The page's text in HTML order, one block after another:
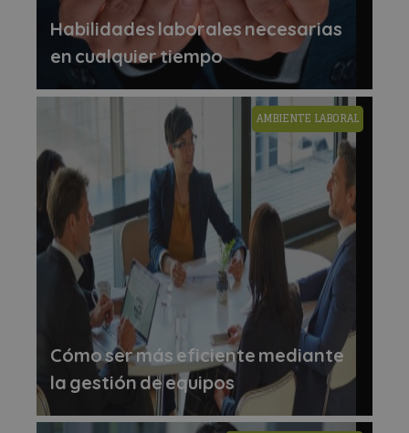
Habilidades laborales necesarias
en cualquier tiempo
Cómo ser más eficiente mediante
la gestión de equipos
AMBIENTE LABORAL